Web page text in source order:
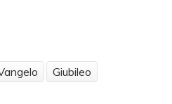
Giubileo